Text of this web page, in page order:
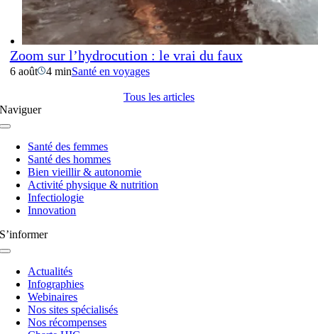
Zoom sur l’hydrocution : le vrai du faux
6 août 4 minSanté en voyages
Tous les articles
Naviguer
Navigation
basculeSanté des femmes
Santé des hommes
Bien vieillir & autonomie
Activité physique & nutrition
Infectiologie
Innovation
S’informer
Navigation
basculeActualités
Infographies
Webinaires
Nos sites spécialisés
Nos récompenses